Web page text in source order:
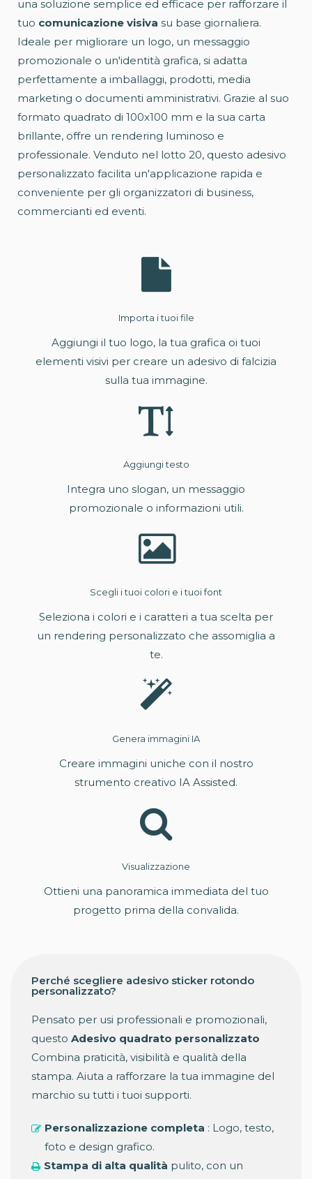
una soluzione semplice ed efficace per rafforzare il
tuo comunicazione visiva su base giornaliera.
Ideale per migliorare un logo, un messaggio
promozionale o un'identità grafica, si adatta
perfettamente a imballaggi, prodotti, media
marketing o documenti amministrativi. Grazie al suo
formato quadrato di 100x100 mm e la sua carta
brillante, offre un rendering luminoso e
professionale. Venduto nel lotto 20, questo adesivo
personalizzato facilita un'applicazione rapida e
conveniente per gli organizzatori di business,
commercianti ed eventi.
Importa i tuoi file
Aggiungi il tuo logo, la tua grafica oi tuoi
elementi visivi per creare un adesivo di falcizia
sulla tua immagine.
Aggiungi testo
Integra uno slogan, un messaggio
promozionale o informazioni utili.
Scegli i tuoi colori e i tuoi font
Seleziona i colori e i caratteri a tua scelta per
un rendering personalizzato che assomiglia a
te.
Genera immagini IA
Creare immagini uniche con il nostro
strumento creativo IA Assisted.
Visualizzazione
Ottieni una panoramica immediata del tuo
progetto prima della convalida.
Perché scegliere adesivo sticker rotondo
personalizzato?
Pensato per usi professionali e promozionali,
questo Adesivo quadrato personalizzato
Combina praticità, visibilità e qualità della
stampa. Aiuta a rafforzare la tua immagine del
marchio su tutti i tuoi supporti.
Personalizzazione completa : Logo, testo,
foto e design grafico.
Stampa di alta qualità pulito, con un